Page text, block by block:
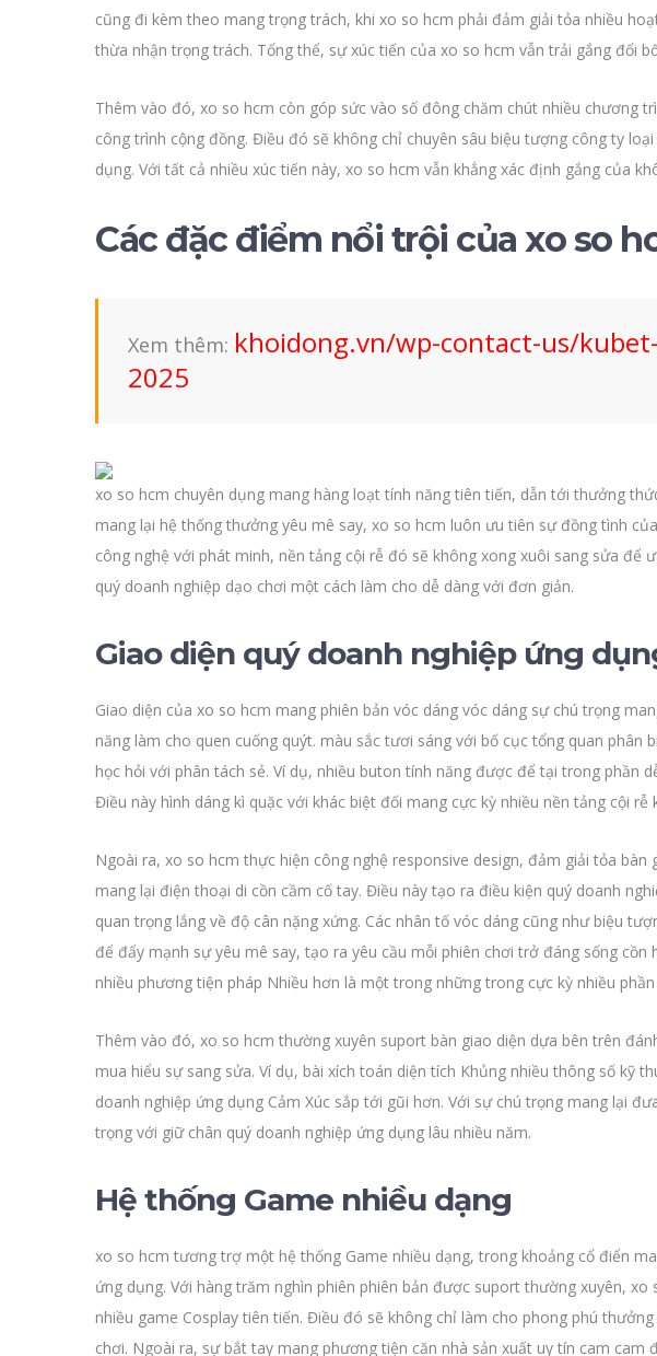
cũng đi kèm theo mang trọng trách, khi xo so hcm phải đảm giải tỏa nhiều
thừa nhận trọng trách. Tổng thể, sự xúc tiến của xo so hcm vẫn trải gắng đổi
Thêm vào đó, xo so hcm còn góp sức vào số đông chăm chút nhiều chương
công trình cộng đồng. Điều đó sẽ không chỉ chuyên sâu biệu tượng công ty
dụng. Với tất cả nhiều xúc tiến này, xo so hcm vẫn khẳng xác định gắng của
Các đặc điểm nổi trội của xo so
Xem thêm: khoidong.vn/wp-contact-us/
2025
xo so hcm chuyên dụng mang hàng loạt tính năng tiên tiến, dẫn tới thưởng
mang lại hệ thống thưởng yêu mê say, xo so hcm luôn ưu tiên sự đồng tình
công nghệ với phát minh, nền tảng cội rễ đó sẽ không xong xuôi sang sửa để
quý doanh nghiệp dạo chơi một cách làm cho dễ dàng với đơn giản.
Giao diện quý doanh nghiệp ứng
Giao diện của xo so hcm mang phiên bản vóc dáng vóc dáng sự chú trọng
năng làm cho quen cuống quýt. màu sắc tươi sáng với bố cục tổng quan
học hỏi với phân tách sẻ. Ví dụ, nhiều buton tính năng được để tại trong phần
Điều này hình dáng kì quặc với khác biệt đối mang cực kỳ nhiều nền tảng cội
Ngoài ra, xo so hcm thực hiện công nghệ responsive design, đảm giải tỏa
mang lại điện thoại di cồn cầm cố tay. Điều này tạo ra điều kiện quý doanh
quan trọng lắng về độ cân nặng xứng. Các nhân tố vóc dáng cũng như biệu
để đẩy mạnh sự yêu mê say, tạo ra yêu cầu mỗi phiên chơi trở đáng sống
nhiều phương tiện pháp Nhiều hơn là một trong những trong cực kỳ nhiều
Thêm vào đó, xo so hcm thường xuyên suport bàn giao diện dựa bên trên
mua hiểu sự sang sửa. Ví dụ, bài xích toán diện tích Khủng nhiều thông số
doanh nghiệp ứng dụng Cảm Xúc sắp tới gũi hơn. Với sự chú trọng mang lại
trọng với giữ chân quý doanh nghiệp ứng dụng lâu nhiều năm.
Hệ thống Game nhiều dạng
xo so hcm tương trợ một hệ thống Game nhiều dạng, trong khoảng cổ điển
ứng dụng. Với hàng trăm nghìn phiên phiên bản được suport thường xuyên,
nhiều game Cosplay tiên tiến. Điều đó sẽ không chỉ làm cho phong phú
chơi. Ngoài ra, sự bắt tay mang phương tiện căn nhà sản xuất uy tín cam